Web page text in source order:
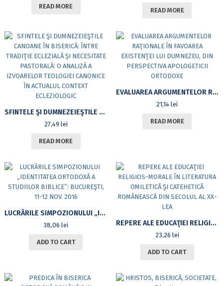
READ MORE
READ MORE
SFINTELE ŞI DUMNEZEIEŞTILE CANOANE ÎN BISERICĂ: ÎNTRE TRADIŢIE ECLEZIALĂ ŞI NECESITATE PASTORALĂ: O ANALIZĂ A IZVOARELOR TEOLOGIEI CANONICE ÎN ACTUALUL CONTEXT ECLEZIOLOGIC
27,49 lei
READ MORE
EVALUAREA ARGUMENTELOR RAŢIONALE ÎN FAVOAREA EXISTENŢEI LUI DUMNEZEU, DIN PERSPECTIVA APOLOGETICII ORTODOXE
21,14lei
READ MORE
LUCRĂRILE SIMPOZIONULUI „IDENTITATEA ORTODOXĂ A STUDIILOR BIBLICE”: BUCUREŞTI, 11-12 NOV. 2016
38,06lei
ADD TO CART
REPERE ALE EDUCAŢIEI RELIGIOS-MORALE ÎN LITERATURA OMILETICĂ ŞI CATEHETICĂ ROMÂNEASCĂ DIN SECOLUL AL XX-LEA
23,26 lei
ADD TO CART